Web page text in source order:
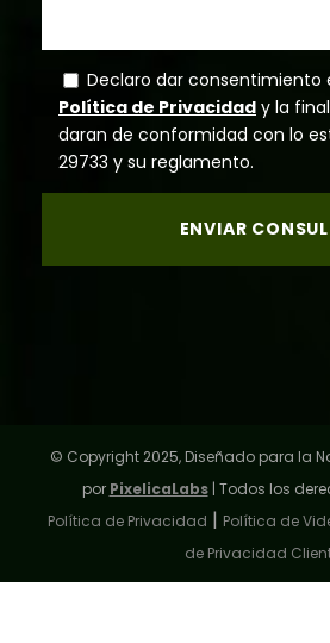
Declaro dar consentimiento
Política de Privacidad y la
daran de conformidad con lo
29733 y su reglamento.
© Copyright 2025, Diseñado para la
por PixelicaLabs| Todos los
Política de Privacidad | Política de
de Privacidad